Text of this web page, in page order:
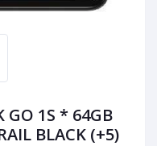
GO 1S * 64GB
BLACK (+5)